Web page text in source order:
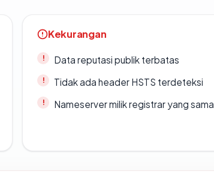
Kekurangan
Data reputasi publik terbatas
Tidak ada header HSTS terdeteksi
Nameserver milik registrar yang sama